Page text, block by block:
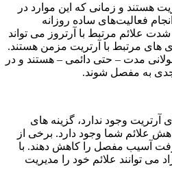
هستند و زمانی که این موارد در
فعالیت‌های ساده روزانه
علائم مرتبط با آرتروز می تواند
های مرتبط با آرتریت مزمن هستند.
مدت – حتی دائمی – هستند و در
جدی به مفصل شوند.
آرتریت وجود ندارد، گزینه های
علائم شما وجود دارد. برخی از
آسیب مفصل را کاهش دهند. با
می توانند علائم خود را مدیریت